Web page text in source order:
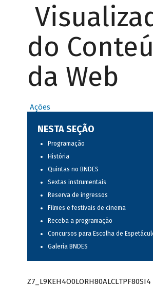
do
da Web
Ações
NESTA SEÇÃO
Programação
História
Quintas no BNDES
Sextas instrumentais
Reserva de ingressos
Filmes e festivais de cinema
Receba a programação
Concursos para Escolha de
Galeria BNDES
Z7_L9KEH4O0LORH80ALCLTPF80SI4